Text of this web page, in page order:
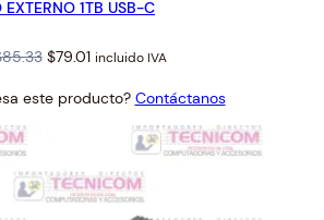
EXTERNO 1TB USB-C
85.33 Original
was:
$79.01Current
is:
$79.01.
incluido IVA
este producto? Contáctanos